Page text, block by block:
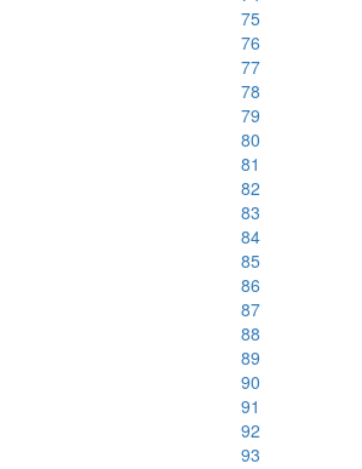
75
76
77
78
79
80
81
82
83
84
85
86
87
88
89
90
91
92
93